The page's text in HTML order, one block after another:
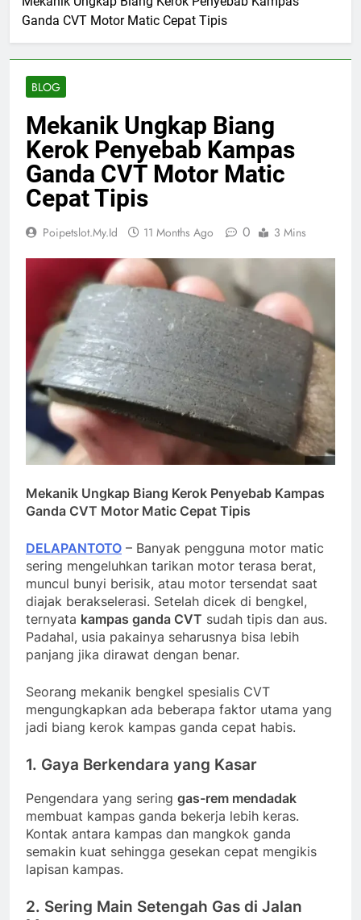
Ganda CVT Motor Matic Cepat Tipis
BLOG
Mekanik Ungkap Biang
Kerok Penyebab Kampas
Ganda CVT Motor Matic
Cepat Tipis
Poipetslot.my.id 11 Months Ago 0 3 Mins
Mekanik Ungkap Biang Kerok Penyebab Kampas
Ganda CVT Motor Matic Cepat Tipis
DELAPANTOTO – Banyak pengguna motor matic
sering mengeluhkan tarikan motor terasa berat,
muncul bunyi berisik, atau motor tersendat saat
diajak berakselerasi. Setelah dicek di bengkel,
ternyata kampas ganda CVT sudah tipis dan aus.
Padahal, usia pakainya seharusnya bisa lebih
panjang jika dirawat dengan benar.
Seorang mekanik bengkel spesialis CVT
mengungkapkan ada beberapa faktor utama yang
jadi biang kerok kampas ganda cepat habis.
1. Gaya Berkendara yang Kasar
Pengendara yang sering gas-rem mendadak
membuat kampas ganda bekerja lebih keras.
Kontak antara kampas dan mangkok ganda
semakin kuat sehingga gesekan cepat mengikis
lapisan kampas.
2. Sering Main Setengah Gas di Jalan